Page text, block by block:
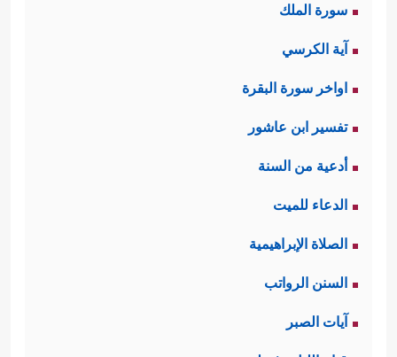
سورة الملك
آية الكرسي
اواخر سورة البقرة
تفسير ابن عاشور
أدعية من السنة
الدعاء للميت
الصلاة الإبراهيمية
السنن الرواتب
آيات الصبر